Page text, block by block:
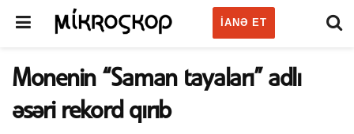
IANƏ ET
Monenin “Saman tayaları” adlı
əsəri rekord qırıb